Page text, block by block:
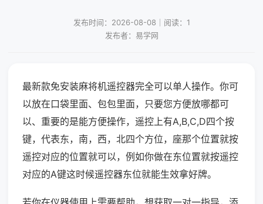
发布时间：2026-08-08｜阅读：1
发布者：易学网
最新款免安装麻将机遥控器完全可以单人操作。你可
以放在口袋里面、包包里面，只要您方便放哪都可
以、重要的是能方便操作，遥控上有A,B,C,D四个按
键，代表东，南，西，北四个方位，座那个位置就按
遥控对应的位置就可以，例如你做在东位置就按遥控
对应的A键这时候遥控器东位就能生效拿好牌。